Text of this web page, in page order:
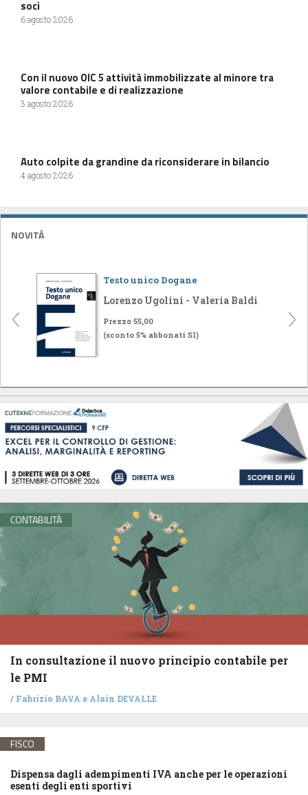
soci
6 agosto 2026
Con il nuovo OIC 5 attività immobilizzate al minore tra
valore contabile e di realizzazione
3 agosto 2026
Auto colpite da grandine da riconsiderare in bilancio
4 agosto 2026
NOVITÁ
Testo unico Dogane
Lorenzo Ugolini - Valeria Baldi
Prezzo 55,00
(sconto 5% abbonati SI)
CONTABILITÀ
In consultazione il nuovo principio contabile per
le PMI
/ Fabrizio BAVA e Alain DEVALLE
FISCO
Dispensa dagli adempimenti IVA anche per le operazioni
esenti degli enti sportivi